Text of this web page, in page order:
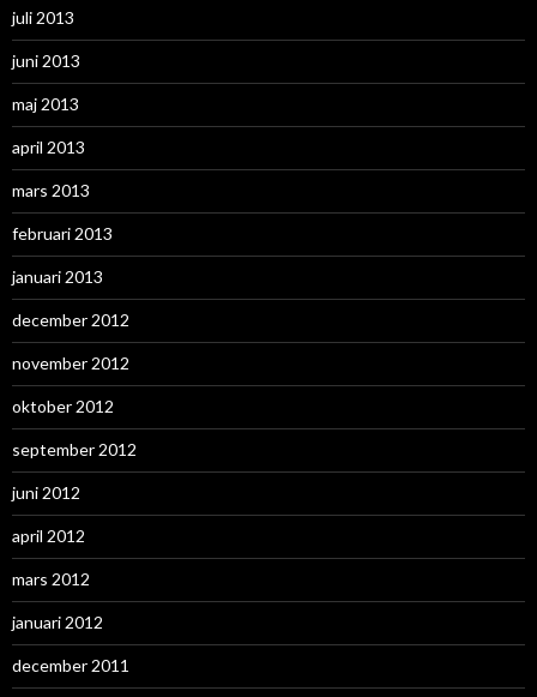
juli 2013
juni 2013
maj 2013
april 2013
mars 2013
februari 2013
januari 2013
december 2012
november 2012
oktober 2012
september 2012
juni 2012
april 2012
mars 2012
januari 2012
december 2011